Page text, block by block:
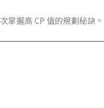
掌握高 CP 值的規劃秘訣。